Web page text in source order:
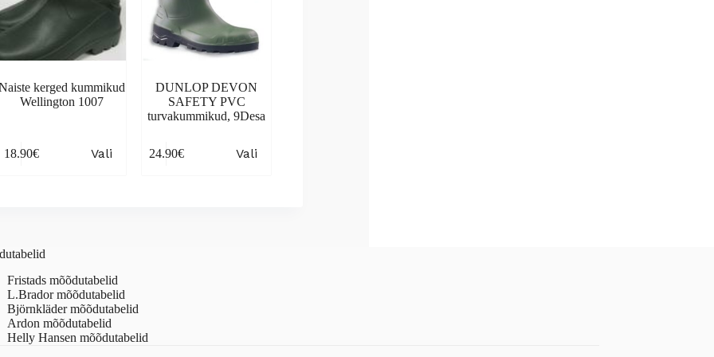
kerged kummikud
Wellington 1007
18.90€ Vali
DUNLOP DEVON
SAFETY PVC
turvakummikud, 9Desa
24.90€ Vali
product
product
Fristads mõõdutabelid
L.Brador mõõdutabelid
Björnkläder mõõdutabelid
Ardon mõõdutabelid
Helly Hansen mõõdutabelid